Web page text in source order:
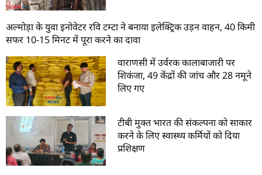
अल्मोड़ा के युवा इनोवेटर रवि टम्टा ने बनाया इलेक्ट्रिक उड़न वाहन, 40 किमी
सफर 10-15 मिनट में पूरा करने का दावा
वाराणसी में उर्वरक कालाबाजारी पर
शिकंजा, 49 केंद्रों की जांच और 28 नमूने
लिए गए
टीबी मुक्त भारत की संकल्पना को साकार
करने के लिए स्वास्थ्य कर्मियों को दिया
प्रशिक्षण